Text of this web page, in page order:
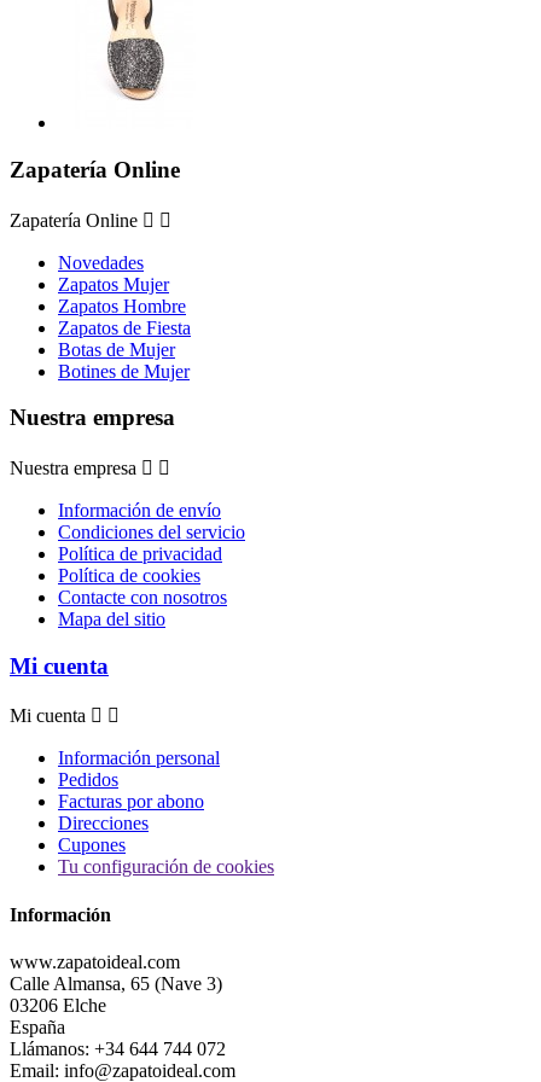
Zapatería Online
Zapatería Online  
Novedades
Zapatos Mujer
Zapatos Hombre
Zapatos de Fiesta
Botas de Mujer
Botines de Mujer
Nuestra empresa
Nuestra empresa  
Información de envío
Condiciones del servicio
Política de privacidad
Política de cookies
Contacte con nosotros
Mapa del sitio
Mi cuenta
Mi cuenta  
Información personal
Pedidos
Facturas por abono
Direcciones
Cupones
Tu configuración de cookies
Información
www.zapatoideal.com
Calle Almansa, 65 (Nave 3)
03206 Elche
España
Llámanos: +34 644 744 072
Email: info@zapatoideal.com